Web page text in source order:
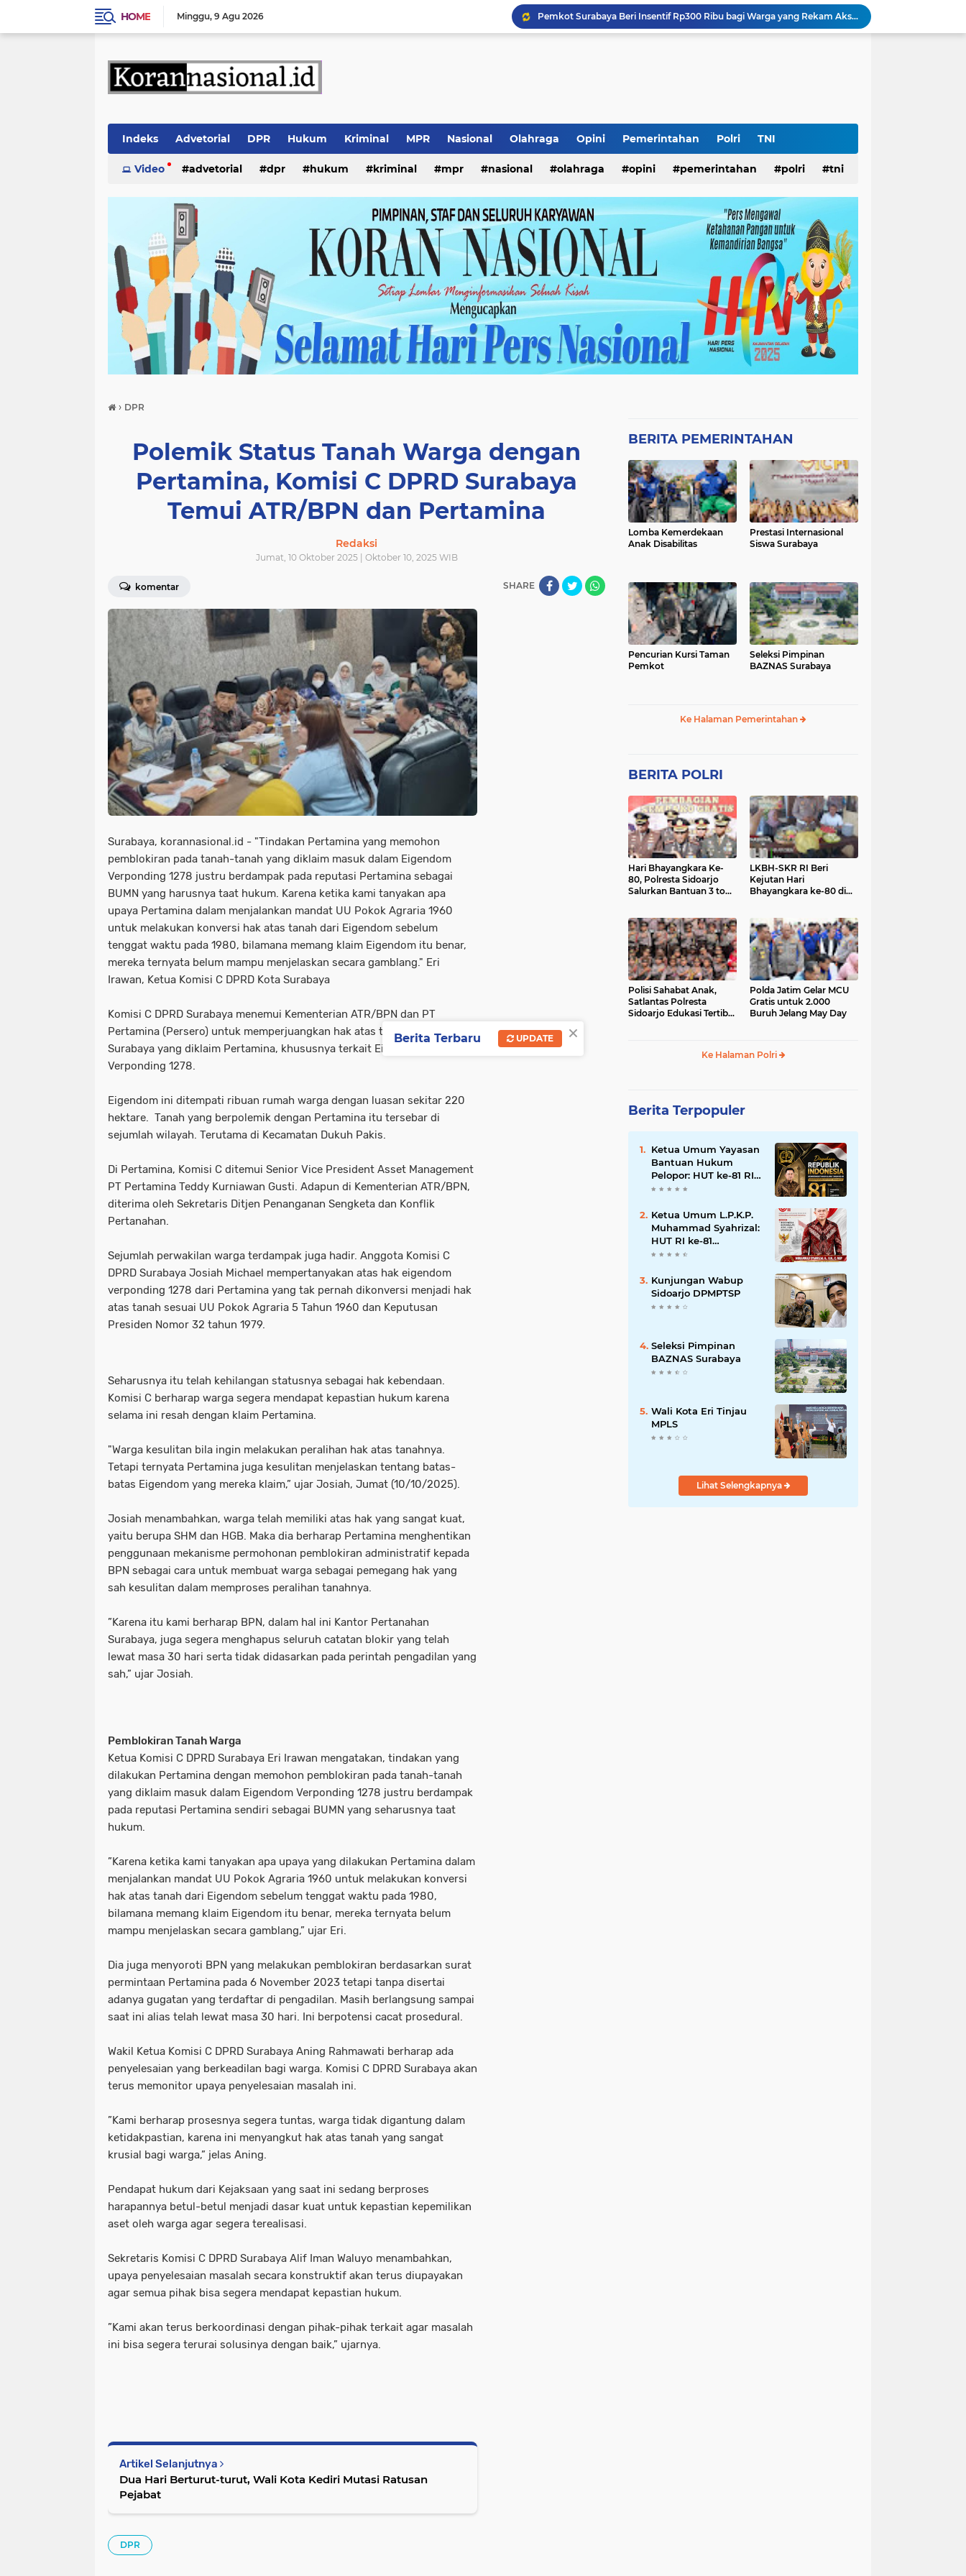
HOME Minggu 9 Agu 2026
Pemkot Surabaya Beri Insentif Rp300 Ribu bagi Warga yang Rekam Aksi Pencurian Fasum
Ketua Umum Yayasan Pelopor Rumah Sehat Ucapkan Dirgahayu RI ke-81
Pencabutan KTA Jukir Liar
Kewajiban ASN Pilah Sampah
Indeks Advetorial DPR Hukum Kriminal MPR Nasional Olahraga Opini Pemerintahan Polri TNI
Video advetorial dpr hukum kriminal mpr nasional olahraga opini pemerintahan polri tni
› DPR
Polemik Status Tanah Warga dengan
Pertamina, Komisi C DPRD Surabaya
Temui ATR/BPN dan Pertamina
Redaksi
Jumat, 10 Oktober 2025 | Oktober 10, 2025 WIB
komentar SHARE
Surabaya, korannasional.id - ‎"Tindakan Pertamina yang memohon
pemblokiran pada tanah-tanah yang diklaim masuk dalam Eigendom
Verponding 1278 justru berdampak pada reputasi Pertamina sebagai
BUMN yang harusnya taat hukum. Karena ketika kami tanyakan apa
upaya Pertamina dalam menjalankan mandat UU Pokok Agraria 1960
untuk melakukan konversi hak atas tanah dari Eigendom sebelum
tenggat waktu pada 1980, bilamana memang klaim Eigendom itu benar,
mereka ternyata belum mampu menjelaskan secara gamblang." ‎Eri
Irawan, ‎Ketua Komisi C DPRD Kota Surabaya
‎‎Komisi C DPRD Surabaya menemui Kementerian ATR/BPN dan PT
Pertamina (Persero) untuk memperjuangkan hak atas tanah warga
Surabaya yang diklaim Pertamina, khususnya terkait Eigendom
Verponding 1278.
‎Eigendom ini ditempati ribuan rumah warga dengan luasan sekitar 220
hektare. Tanah yang berpolemik dengan Pertamina itu tersebar di
sejumlah wilayah. Terutama di Kecamatan Dukuh Pakis.
‎Di Pertamina, Komisi C ditemui Senior Vice President Asset Management
PT Pertamina Teddy Kurniawan Gusti. Adapun di Kementerian ATR/BPN,
diterima oleh Sekretaris Ditjen Penanganan Sengketa dan Konflik
Pertanahan.
‎Sejumlah perwakilan warga terdampak juga hadir. Anggota Komisi C
DPRD Surabaya Josiah Michael mempertanyakan atas hak eigendom
verponding 1278 dari Pertamina yang tak pernah dikonversi menjadi hak
atas tanah sesuai UU Pokok Agraria 5 Tahun 1960 dan Keputusan
Presiden Nomor 32 tahun 1979.
Seharusnya itu telah kehilangan statusnya sebagai hak kebendaan.
Komisi C berharap warga segera mendapat kepastian hukum karena
selama ini resah dengan klaim Pertamina.
‎"Warga kesulitan bila ingin melakukan peralihan hak atas tanahnya.
Tetapi ternyata Pertamina juga kesulitan menjelaskan tentang batas-
batas Eigendom yang mereka klaim,” ujar Josiah, Jumat (10/10/2025).
‎Josiah menambahkan, warga telah memiliki atas hak yang sangat kuat,
yaitu berupa SHM dan HGB. Maka dia berharap Pertamina menghentikan
penggunaan mekanisme permohonan pemblokiran administratif kepada
BPN sebagai cara untuk membuat warga sebagai pemegang hak yang
sah kesulitan dalam memproses peralihan tanahnya.
‎”Karena itu kami berharap BPN, dalam hal ini Kantor Pertanahan
Surabaya, juga segera menghapus seluruh catatan blokir yang telah
lewat masa 30 hari serta tidak didasarkan pada perintah pengadilan yang
sah,” ujar Josiah.
‎‎Pemblokiran Tanah Warga
‎‎Ketua Komisi C DPRD Surabaya Eri Irawan mengatakan, tindakan yang
dilakukan Pertamina dengan memohon pemblokiran pada tanah-tanah
yang diklaim masuk dalam Eigendom Verponding 1278 justru berdampak
pada reputasi Pertamina sendiri sebagai BUMN yang seharusnya taat
hukum.
‎”Karena ketika kami tanyakan apa upaya yang dilakukan Pertamina dalam
menjalankan mandat UU Pokok Agraria 1960 untuk melakukan konversi
hak atas tanah dari Eigendom sebelum tenggat waktu pada 1980,
bilamana memang klaim Eigendom itu benar, mereka ternyata belum
mampu menjelaskan secara gamblang,” ujar Eri.
‎Dia juga menyoroti BPN yang melakukan pemblokiran berdasarkan surat
permintaan Pertamina pada 6 November 2023 tetapi tanpa disertai
adanya gugatan yang terdaftar di pengadilan. Masih berlangsung sampai
saat ini alias telah lewat masa 30 hari. Ini berpotensi cacat prosedural.
‎Wakil Ketua Komisi C DPRD Surabaya Aning Rahmawati berharap ada
penyelesaian yang berkeadilan bagi warga. Komisi C DPRD Surabaya akan
terus memonitor upaya penyelesaian masalah ini.
‎”Kami berharap prosesnya segera tuntas, warga tidak digantung dalam
ketidakpastian, karena ini menyangkut hak atas tanah yang sangat
krusial bagi warga,” jelas Aning.
‎Pendapat hukum dari Kejaksaan yang saat ini sedang berproses
harapannya betul-betul menjadi dasar kuat untuk kepastian kepemilikan
aset oleh warga agar segera terealisasi.
‎Sekretaris Komisi C DPRD Surabaya Alif Iman Waluyo menambahkan,
upaya penyelesaian masalah secara konstruktif akan terus diupayakan
agar semua pihak bisa segera mendapat kepastian hukum.
‎”Kami akan terus berkoordinasi dengan pihak-pihak terkait agar masalah
ini bisa segera terurai solusinya dengan baik,” ujarnya.
Artikel Selanjutnya
Dua Hari Berturut-turut, Wali Kota Kediri Mutasi Ratusan
Pejabat
DPR
BERITA PEMERINTAHAN
Lomba Kemerdekaan
Anak Disabilitas
Prestasi Internasional
Siswa Surabaya
Pencurian Kursi Taman
Pemkot
Seleksi Pimpinan
BAZNAS Surabaya
Ke Halaman Pemerintahan
BERITA POLRI
Hari Bhayangkara Ke-
80, Polresta Sidoarjo
Salurkan Bantuan 3 ton
LKBH-SKR RI Beri
Kejutan Hari
Bhayangkara ke-80 di
Polri
Polisi Sahabat Anak,
Satlantas Polresta
Sidoarjo Edukasi Tertib
Polda Jatim Gelar MCU
Gratis untuk 2.000
Buruh Jelang May Day
Ke Halaman Polri
Berita Terpopuler
Ketua Umum Yayasan
Bantuan Hukum
Pelopor: HUT ke-81 RI
Momentum
Persatuan, dan
Pengabdian kepada
Masyarakat
Ketua Umum L.P.K.P.
Muhammad Syahrizal:
HUT RI ke-81
Momentum
Persatuan dan
Keadilan bagi Seluruh
Rakyat Indonesia.
Kunjungan Wabup
Sidoarjo DPMPTSP
Seleksi Pimpinan
BAZNAS Surabaya
Wali Kota Eri Tinjau
MPLS
Lihat Selengkapnya
×
Berita Terbaru UPDATE